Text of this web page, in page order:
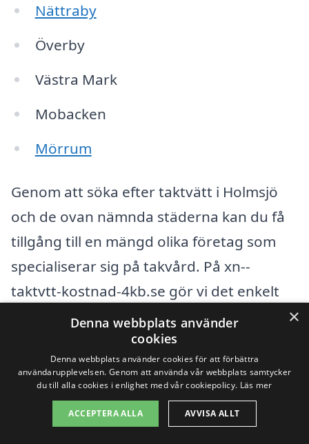
Nättraby
Överby
Västra Mark
Mobacken
Mörrum
Genom att söka efter taktvätt i Holmsjö
och de ovan nämnda städerna kan du få
tillgång till en mängd olika företag som
specialiserar sig på takvård. På xn--
taktvtt-kostnad-4kb.se gör vi det enkelt
för dig att jämföra olika tjänster och
priser. Här är några fördelar med att
använda vår plattform:
Enkelhet: Få flera offerter på en gång
×
Denna webbplats använder
cookies
Denna webbplats använder cookies för att förbättra
användarupplevelsen. Genom att använda vår webbplats samtycker
du till alla cookies i enlighet med vår cookiepolicy. Läs mer
ACCEPTERA ALLA AVVISA ALLT